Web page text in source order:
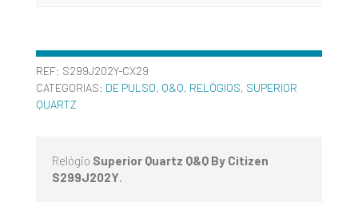
REF: S299J202Y-CX29
CATEGORIAS: DE PULSO, Q&Q, RELÓGIOS, SUPERIOR
QUARTZ
Relógio Superior Quartz Q&Q By Citizen
S299J202Y.